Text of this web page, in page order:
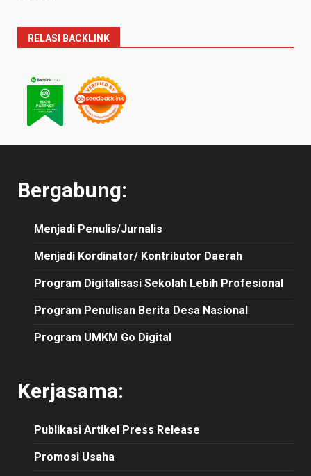
RELASI BACKLINK
Bergabung:
Menjadi Penulis/Jurnalis
Menjadi Kordinator/ Kontributor Daerah
Program Digitalisasi Sekolah Lebih Profesional
Program Penulisan Berita Desa Nasional
Program UMKM Go Digital
Kerjasama:
Publikasi Artikel Press Release
Promosi Usaha